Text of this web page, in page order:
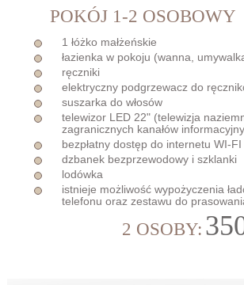
POKÓJ 1-2 OSOBOWY
1 łóżko małżeńskie
łazienka w pokoju (wanna,
ręczniki
elektryczny podgrzewacz do
suszarka do włosów
telewizor LED 22" (telewizja
zagranicznych kanałów
bezpłatny dostęp do internetu WI-FI
dzbanek bezprzewodowy i szklanki
lodówka
istnieje możliwość wypożyczenia
telefonu oraz zestawu do
2 OSOBY: